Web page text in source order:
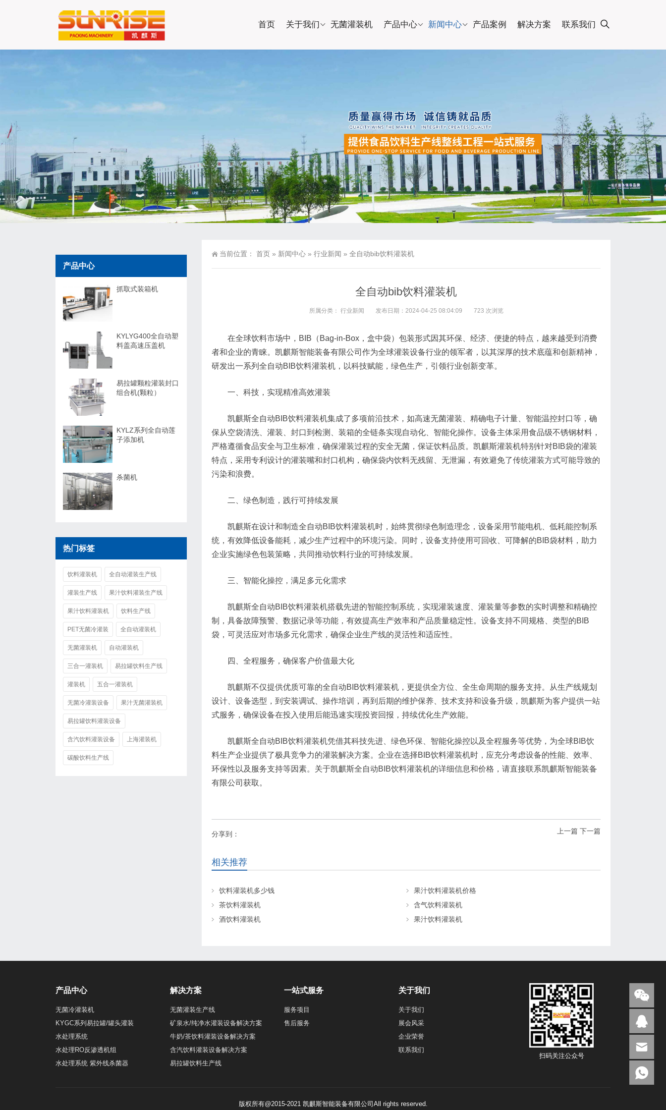
首页 关于我们 无菌灌装机 产品中心 新闻中心 产品案例 解决方案 联系我们
当前位置： 首页 » 新闻中心 » 行业新闻 » 全自动bib饮料灌装机
全自动bib饮料灌装机
所属分类： 行业新闻 发布日期：2024-04-25 08:04:09 723 次浏览
在全球饮料市场中，BIB（Bag-in-Box，盒中袋）包装形式因其环保、经济、便捷的特点，越来越受到消费
者和企业的青睐。凯麒斯智能装备有限公司作为全球灌装设备行业的领军者，以其深厚的技术底蕴和创新精神，
研发出一系列全自动BIB饮料灌装机，以科技赋能，绿色生产，引领行业创新变革。
一、科技，实现精准高效灌装
凯麒斯全自动BIB饮料灌装机集成了多项前沿技术，如高速无菌灌装、精确电子计量、智能温控封口等，确
保从空袋清洗、灌装、封口到检测、装箱的全链条实现自动化、智能化操作。设备主体采用食品级不锈钢材料，
严格遵循食品安全与卫生标准，确保灌装过程的安全无菌，保证饮料品质。凯麒斯灌装机特别针对BIB袋的灌装
特点，采用专利设计的灌装嘴和封口机构，确保袋内饮料无残留、无泄漏，有效避免了传统灌装方式可能导致的
污染和浪费。
二、绿色制造，践行可持续发展
凯麒斯在设计和制造全自动BIB饮料灌装机时，始终贯彻绿色制造理念，设备采用节能电机、低耗能控制系
统，有效降低设备能耗，减少生产过程中的环境污染。同时，设备支持使用可回收、可降解的BIB袋材料，助力
企业实施绿色包装策略，共同推动饮料行业的可持续发展。
三、智能化操控，满足多元化需求
凯麒斯全自动BIB饮料灌装机搭载先进的智能控制系统，实现灌装速度、灌装量等参数的实时调整和精确控
制，具备故障预警、数据记录等功能，有效提高生产效率和产品质量稳定性。设备支持不同规格、类型的BIB
袋，可灵活应对市场多元化需求，确保企业生产线的灵活性和适应性。
四、全程服务，确保客户价值最大化
凯麒斯不仅提供优质可靠的全自动BIB饮料灌装机，更提供全方位、全生命周期的服务支持。从生产线规划
设计、设备选型，到安装调试、操作培训，再到后期的维护保养、技术支持和设备升级，凯麒斯为客户提供一站
式服务，确保设备在投入使用后能迅速实现投资回报，持续优化生产效能。
凯麒斯全自动BIB饮料灌装机凭借其科技先进、绿色环保、智能化操控以及全程服务等优势，为全球BIB饮
料生产企业提供了极具竞争力的灌装解决方案。企业在选择BIB饮料灌装机时，应充分考虑设备的性能、效率、
环保性以及服务支持等因素。关于凯麒斯全自动BIB饮料灌装机的详细信息和价格，请直接联系凯麒斯智能装备
有限公司获取。
上一篇 下一篇
分享到：
相关推荐
饮料灌装机多少钱
果汁饮料灌装机价格
茶饮料灌装机
含气饮料灌装机
酒饮料灌装机
果汁饮料灌装机
产品中心
抓取式装箱机
KYLYG400全自动塑
料盖高速压盖机
易拉罐颗粒灌装封口
组合机(颗粒）
KYLZ系列全自动莲
子添加机
杀菌机
热门标签
饮料灌装机 全自动灌装生产线
灌装生产线 果汁饮料灌装生产线
果汁饮料灌装机 饮料生产线
PET无菌冷灌装 全自动灌装机
无菌灌装机 自动灌装机
三合一灌装机 易拉罐饮料生产线
灌装机 五合一灌装机
无菌冷灌装设备 果汁无菌灌装机
易拉罐饮料灌装设备
含汽饮料灌装设备 上海灌装机
碳酸饮料生产线
产品中心
无菌冷灌装机
KYGC系列易拉罐/罐头灌装
水处理系统
水处理RO反渗透机组
水处理系统 紫外线杀菌器
解决方案
无菌灌装生产线
矿泉水/纯净水灌装设备解决方案
牛奶/茶饮料灌装设备解决方案
含汽饮料灌装设备解决方案
易拉罐饮料生产线
一站式服务
服务项目
售后服务
关于我们
关于我们
展会风采
企业荣誉
联系我们
扫码关注公众号
版权所有@2015-2021 凯麒斯智能装备有限公司All rights reserved.